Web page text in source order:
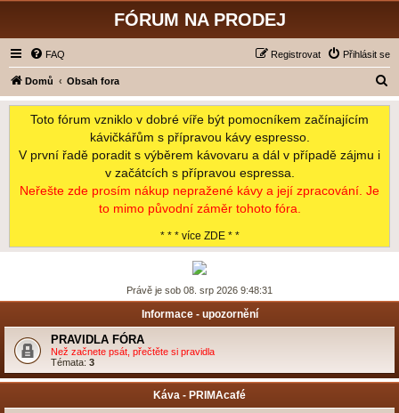
FÓRUM NA PRODEJ
FAQ Přihlásit se
Registrovat
Domů Obsah fora
l
Toto fórum vzniklo v dobré víře být pomocníkem začínajícím
kávičkářům s přípravou kávy espresso.
V první řadě poradit s výběrem kávovaru a dál v případě zájmu i
v začátcích s přípravou espressa.
Neřešte zde prosím nákup nepražené kávy a její zpracování. Je
to mimo původní záměr tohoto fóra.
* * * více ZDE * *
Právě je sob 08. srp 2026 9:48:31
Informace - upozornění
PRAVIDLA FÓRA
Než začnete psát, přečtěte si pravidla
Témata: 3
Káva - PRIMAcafé